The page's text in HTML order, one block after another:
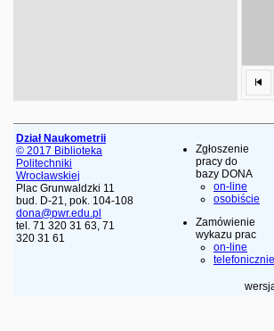
Dział Naukometrii
© 2017 Biblioteka
Politechniki
Wrocławskiej
Plac Grunwaldzki 11
bud. D-21, pok. 104-108
dona@pwr.edu.pl
tel. 71 320 31 63, 71
320 31 61
Zgłoszenie
pracy do
bazy DONA
on-line
osobiście
Zamówienie
wykazu prac
on-line
telefonicznie